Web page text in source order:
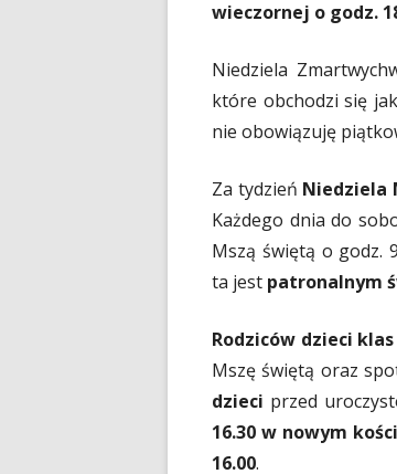
wieczornej o godz.
Niedziela
które obchodzi się
nie obowiązuję
Za tydzień Niedziela
Każdego dnia do
Mszą świętą o godz.
ta jest patronalnym
Rodziców dzieci
Mszę świętą oraz
dzieci przed
16.30 w nowym
16.00.